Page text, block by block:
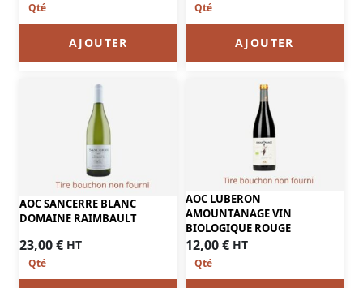
AJOUTER AJOUTER
AOC SANCERRE BLANC
DOMAINE RAIMBAULT
23,00€ HT
AOC LUBERON
AMOUNTANAGE VIN
BIOLOGIQUE ROUGE
12,00€ HT